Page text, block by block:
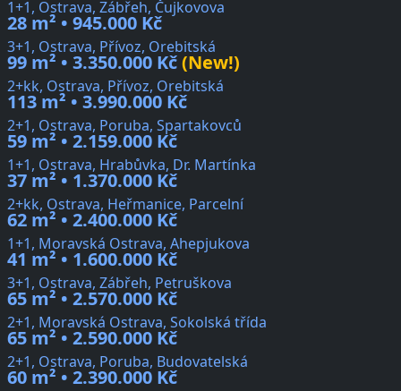
1+1, Ostrava, Zábřeh, Čujkovova
28 m² • 945.000 Kč
3+1, Ostrava, Přívoz, Orebitská
99 m² • 3.350.000 Kč(New!)
2+kk, Ostrava, Přívoz, Orebitská
113 m² • 3.990.000 Kč
2+1, Ostrava, Poruba, Spartakovců
59 m² • 2.159.000 Kč
1+1, Ostrava, Hrabůvka, Dr. Martínka
37 m² • 1.370.000 Kč
2+kk, Ostrava, Heřmanice, Parcelní
62 m² • 2.400.000 Kč
1+1, Moravská Ostrava, Ahepjukova
41 m² • 1.600.000 Kč
3+1, Ostrava, Zábřeh, Petruškova
65 m² • 2.570.000 Kč
2+1, Moravská Ostrava, Sokolská třída
65 m² • 2.590.000 Kč
2+1, Ostrava, Poruba, Budovatelská
60 m² • 2.390.000 Kč